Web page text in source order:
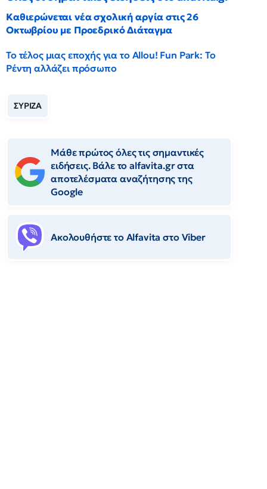
Καθιερώνεται νέα σχολική αργία στις 26
Οκτωβρίου με Προεδρικό Διάταγμα
Το τέλος μιας εποχής για το Allou! Fun Park: Το
Ρέντη αλλάζει πρόσωπο
ΣΥΡΙΖΑ
Μάθε πρώτος όλες τις σημαντικές
ειδήσεις. Βάλε το alfavita.gr στα
αποτελέσματα αναζήτησης της
Google
Ακολουθήστε το Αlfavita στο Viber